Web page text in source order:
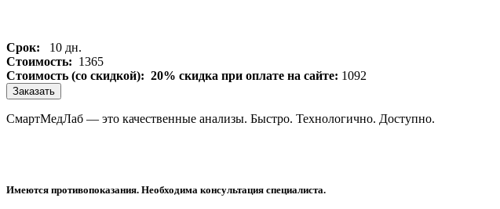
Срок:
10 дн.
Стоимость: 1365
Стоимость (со скидкой): 20% скидка при оплате на сайте: 1092
Заказать
СмартМедЛаб — это качественные анализы. Быстро. Технологично. Доступно.
Имеются противопоказания. Необходима консультация специалиста.